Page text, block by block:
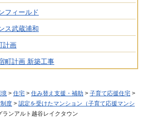
フィールド
ス武蔵浦和
計画
町計画 新築工事
> 住宅 > 住み替え支援・補助 > 子育て応援住宅 >
度 > 認定を受けたマンション（子育て応援マンシ
ランアルト越谷レイクタウン